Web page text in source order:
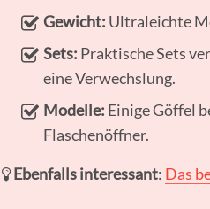
Gewicht: Ultraleichte
Sets: Praktische Sets
eine Verwechslung.
Modelle: Einige Göffel
Flaschenöffner.
Ebenfalls interessant: Das